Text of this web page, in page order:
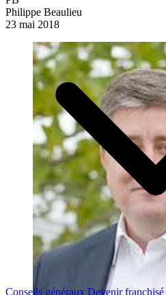
Conseils généraux Devenir franchisé
Philippe Beaulieu
23 mai 2018